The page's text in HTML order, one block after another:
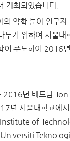
개최되었습니다.
약학 분야 연구자
누기 위하여 서울대
주도하여 2016
년 베트남 Ton
년 서울대학교에
of